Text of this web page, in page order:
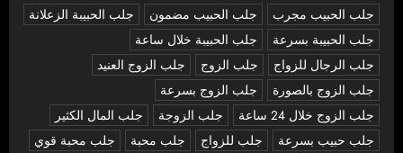
جلب الحبيب مجرب
جلب الحبيب مضمون
جلب الحبيبة الزعلانة
جلب الحبيبة بسرعة
جلب الحبيبة خلال ساعة
جلب الرجال للزواج
جلب الزوج
جلب الزوج العنيد
جلب الزوج بالصورة
جلب الزوج بسرعة
جلب الزوج خلال 24 ساعة
جلب الزوجة
جلب المال الكثير
جلب حبيب بسرعة
جلب للزواج جلب محبة
جلب محبة قوي